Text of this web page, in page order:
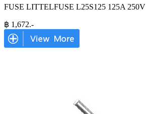
FUSE LITTELFUSE L25S125 125A 250V
฿ 1,672.-